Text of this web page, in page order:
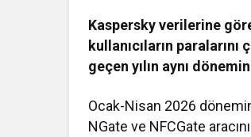
Kaspersky verilerine
kullanıcıların paralarını
geçen yılın aynı
Ocak-Nisan 2026
NGate ve NFCGate